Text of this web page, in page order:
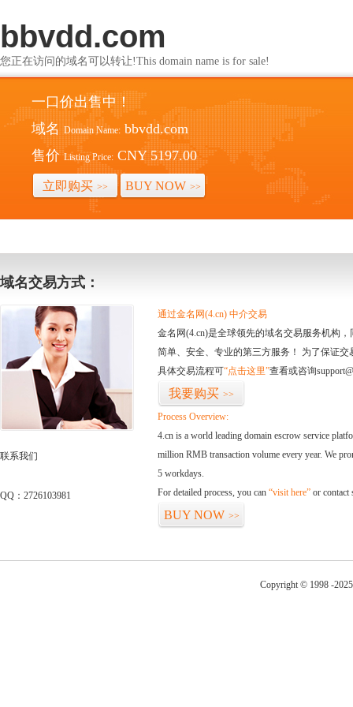
bbvdd.com
您正在访问的域名可以转让!This domain name is for sale!
一口价出售中！
域名 Domain Name: bbvdd.com
售价 Listing Price: CNY 5197.00
立即购买 >> BUY NOW >>
域名交易方式：
联系我们
QQ：2726103981
通过金名网(4.cn) 中介交易
金名网(4.cn)是全球领先的域名交易服务机构
简单、安全、专业的第三方服务！ 为了保证
具体交易流程可“点击这里”查看或咨询
我要购买 >>
Process Overview:
4.cn is a world leading domain escrow service
million RMB transaction volume every year. We
5 workdays.
For detailed process, you can “visit here” or contact
BUY NOW >>
Copyright © 1998 -